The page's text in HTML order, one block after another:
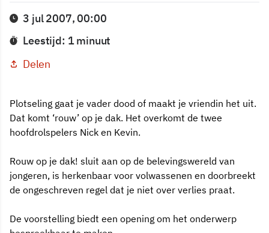
3 jul 2007, 00:00
Leestijd: 1 minuut
Delen
Plotseling gaat je vader dood of maakt je vriendin het uit.
Dat komt ‘rouw’ op je dak. Het overkomt de twee
hoofdrolspelers Nick en Kevin.
Rouw op je dak! sluit aan op de belevingswereld van
jongeren, is herkenbaar voor volwassenen en doorbreekt
de ongeschreven regel dat je niet over verlies praat.
De voorstelling biedt een opening om het onderwerp